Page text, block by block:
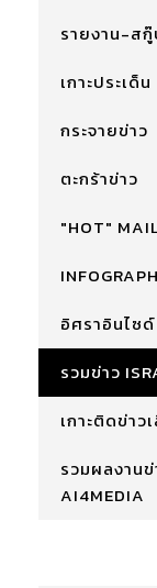
รายงาน-ส
เกาะประเด็น
กระจายข่าว
ตะกร้าข่าว
"HOT"
อิศราอินไซด์
รวมข่าว
เกาะติดข่า
รวมผลงาน
AI4MEDIA